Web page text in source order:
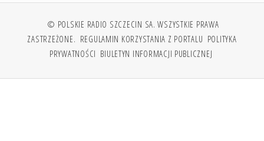
© POLSKIE RADIO SZCZECIN SA. WSZYSTKIE PRAWA
ZASTRZEŻONE. REGULAMIN KORZYSTANIA Z PORTALU POLITYKA
PRYWATNOŚCI BIULETYN INFORMACJI PUBLICZNEJ